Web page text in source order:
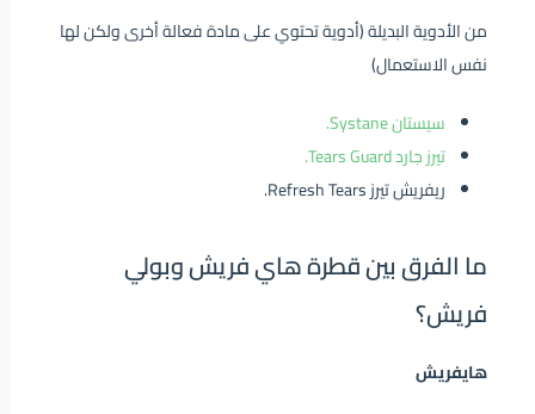
من الأدوية البديلة (أدوية تحتوي على مادة فعالة أخرى ولكن لها
نفس الاستعمال)
سيستان Systane.
تيرز جارد Tears Guard.
ريفريش تيرز Refresh Tears.
ما الفرق بين قطرة هاي فريش وبولي
فريش؟
هايفريش